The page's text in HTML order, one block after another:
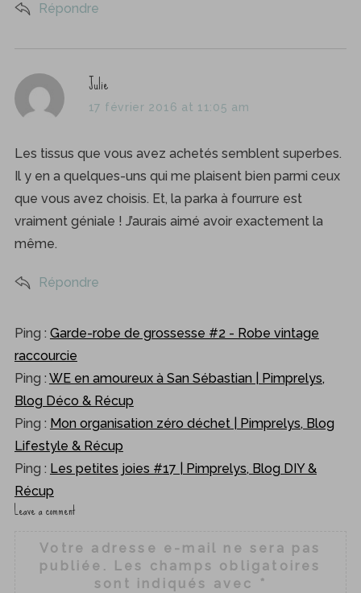
Répondre
s
a
s
:
Julie
17 février 2016 at 11:05 am
Les tissus que vous avez achetés semblent superbes.
Il y en a quelques-uns qui me plaisent bien parmi ceux
que vous avez choisis. Et, la parka à fourrure est
vraiment géniale ! J’aurais aimé avoir exactement la
même.
Répondre
Ping : Garde-robe de grossesse #2 - Robe vintage
raccourcie
Ping : WE en amoureux à San Sébastian | Pimprelys,
Blog Déco & Récup
Ping : Mon organisation zéro déchet | Pimprelys, Blog
Lifestyle & Récup
Ping : Les petites joies #17 | Pimprelys, Blog DIY &
Récup
L
Leave a comment
Votre adresse e-mail ne sera pas
publiée.
Les champs obligatoires
sont indiqués avec
*